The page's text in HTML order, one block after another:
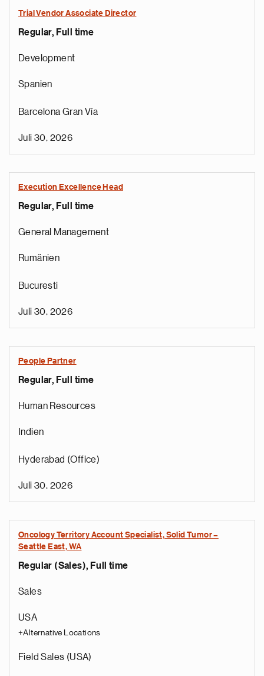
Trial Vendor Associate Director
Regular, Full time
Development
Spanien
Barcelona Gran Vía
Juli 30, 2026
Execution Excellence Head
Regular, Full time
General Management
Rumänien
Bucuresti
Juli 30, 2026
People Partner
Regular, Full time
Human Resources
Indien
Hyderabad (Office)
Juli 30, 2026
Oncology Territory Account Specialist, Solid Tumor –
Seattle East, WA
Regular (Sales), Full time
Sales
USA
+Alternative Locations
Field Sales (USA)